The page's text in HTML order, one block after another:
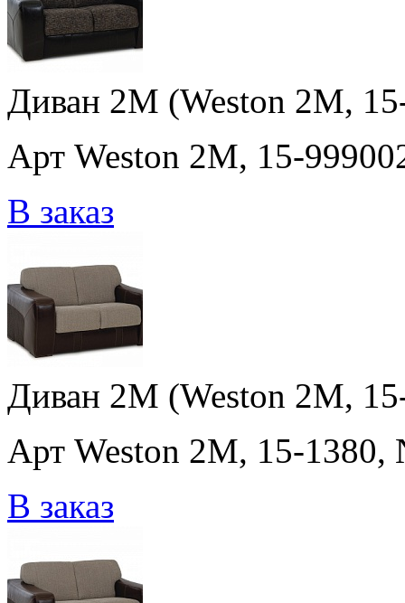
Диван 2M (Weston 2M,
Арт Weston 2M, 15-
В заказ
Диван 2M (Weston 2M,
Арт Weston 2M, 15-1380,
В заказ